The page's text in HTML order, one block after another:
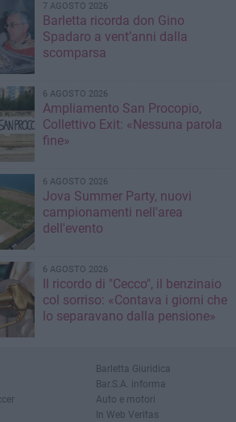
7 AGOSTO 2026
Barletta ricorda don Gino
Spadaro a vent’anni dalla
scomparsa
6 AGOSTO 2026
Ampliamento San Procopio,
Collettivo Exit: «Nessuna parola
fine»
6 AGOSTO 2026
Jova Summer Party, nuovi
campionamenti nell'area
dell'evento
6 AGOSTO 2026
Il ricordo di "Cecco", il benzinaio
col sorriso: «Contava i giorni che
lo separavano dalla pensione»
Barletta Giuridica
Bar.S.A. informa
Auto e motori
In Web Veritas